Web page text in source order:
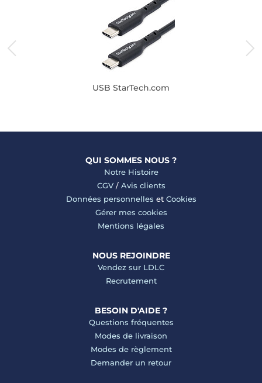
USB StarTech.com
QUI SOMMES NOUS ?
Notre Histoire
CGV/ Avis clients
Données personnelles et Cookies
Gérer mes cookies
Mentions légales
NOUS REJOINDRE
Vendez sur LDLC
Recrutement
BESOIN D'AIDE ?
Questions fréquentes
Modes de livraison
Modes de règlement
Demander un retour